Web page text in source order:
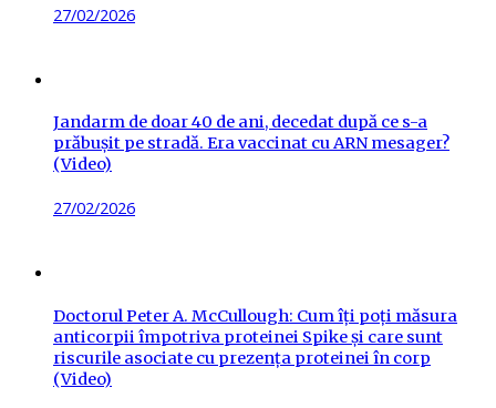
Posted
27/02/2026
Jandarm de doar 40 de ani, decedat după ce s-a
prăbușit pe stradă. Era vaccinat cu ARN mesager?
(Video)
Posted
27/02/2026
Doctorul Peter A. McCullough: Cum îți poți măsura
anticorpii împotriva proteinei Spike și care sunt
riscurile asociate cu prezența proteinei în corp
(Video)